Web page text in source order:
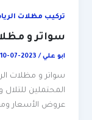
تركيب مظلات
سواتر و
ابو علي/
2023-07-10
سواتر و مظلات
المحتملين
عروض الأسعار